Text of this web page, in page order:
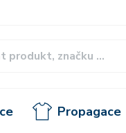
Propagace